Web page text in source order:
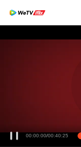
00:00:00/00:40:25